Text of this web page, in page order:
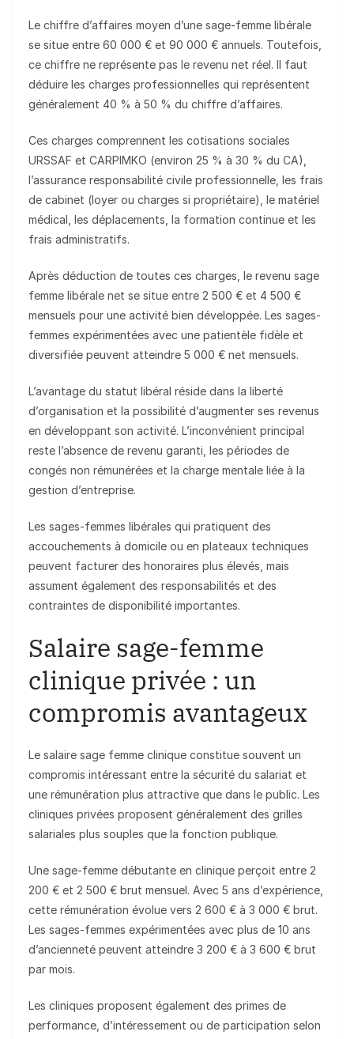
Le chiffre d’affaires moyen d’une sage-femme libérale
se situe entre 60 000 € et 90 000 € annuels. Toutefois,
ce chiffre ne représente pas le revenu net réel. Il faut
déduire les charges professionnelles qui représentent
généralement 40 % à 50 % du chiffre d’affaires.
Ces charges comprennent les cotisations sociales
URSSAF et CARPIMKO (environ 25 % à 30 % du CA),
l’assurance responsabilité civile professionnelle, les frais
de cabinet (loyer ou charges si propriétaire), le matériel
médical, les déplacements, la formation continue et les
frais administratifs.
Après déduction de toutes ces charges, le revenu sage
femme libérale net se situe entre 2 500 € et 4 500 €
mensuels pour une activité bien développée. Les sages-
femmes expérimentées avec une patientèle fidèle et
diversifiée peuvent atteindre 5 000 € net mensuels.
L’avantage du statut libéral réside dans la liberté
d’organisation et la possibilité d’augmenter ses revenus
en développant son activité. L’inconvénient principal
reste l’absence de revenu garanti, les périodes de
congés non rémunérées et la charge mentale liée à la
gestion d’entreprise.
Les sages-femmes libérales qui pratiquent des
accouchements à domicile ou en plateaux techniques
peuvent facturer des honoraires plus élevés, mais
assument également des responsabilités et des
contraintes de disponibilité importantes.
Salaire sage-femme
clinique privée : un
compromis avantageux
Le salaire sage femme clinique constitue souvent un
compromis intéressant entre la sécurité du salariat et
une rémunération plus attractive que dans le public. Les
cliniques privées proposent généralement des grilles
salariales plus souples que la fonction publique.
Une sage-femme débutante en clinique perçoit entre 2
200 € et 2 500 € brut mensuel. Avec 5 ans d’expérience,
cette rémunération évolue vers 2 600 € à 3 000 € brut.
Les sages-femmes expérimentées avec plus de 10 ans
d’ancienneté peuvent atteindre 3 200 € à 3 600 € brut
par mois.
Les cliniques proposent également des primes de
performance, d’intéressement ou de participation selon